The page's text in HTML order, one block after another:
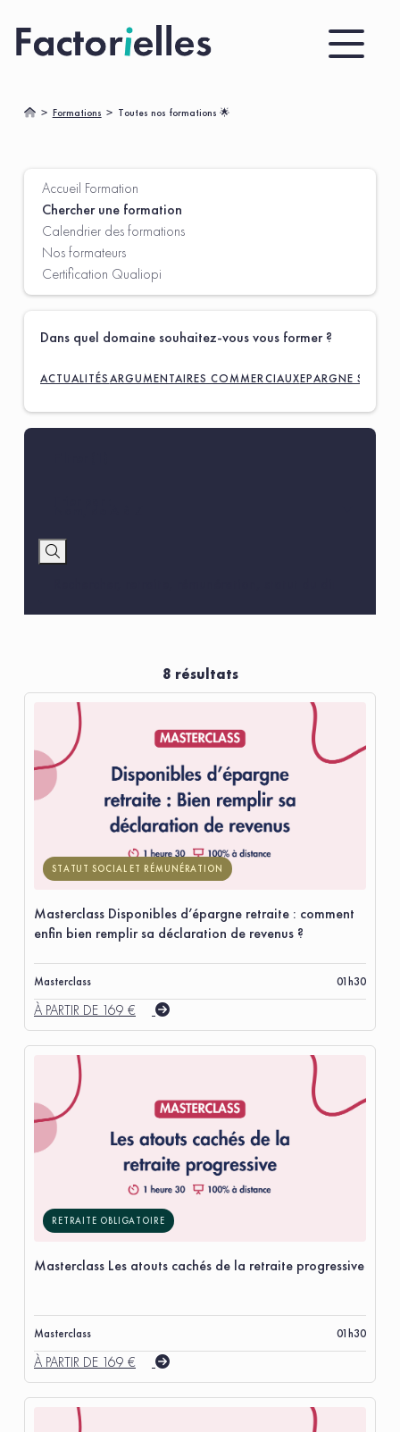
Formations Toutes nos formations 🌟
Accueil Formation
Chercher une formation
Calendrier des formations
Nos formateurs
Certification Qualiopi
Dans quel domaine souhaitez-vous vous former ?
ACTUALITÉSARGUMENTAIRES COMMERCIAUXEPARGNE
8 résultats
STATUT SOCIAL ET RÉMUNÉRATION
Masterclass Disponibles d’épargne retraite : comment
enfin bien remplir sa déclaration de revenus ?
Masterclass 01h30
À PARTIR DE 169 €
RETRAITE OBLIGATOIRE
Masterclass Les atouts cachés de la retraite progressive
Masterclass 01h30
À PARTIR DE 169 €